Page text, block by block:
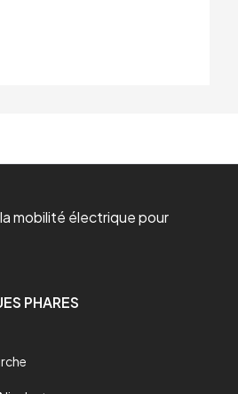
mobilité électrique pour
PHARES